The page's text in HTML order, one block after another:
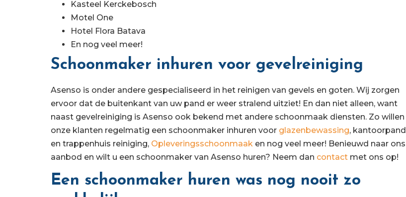
Kasteel Kerckebosch
Motel One
Hotel Flora Batava
En nog veel meer!
Schoonmaker inhuren voor gevelreiniging
Asenso is onder andere gespecialiseerd in het reinigen van gevels en goten. Wij zorgen
ervoor dat de buitenkant van uw pand er weer stralend uitziet! En dan niet alleen, want
naast gevelreiniging is Asenso ook bekend met andere schoonmaak diensten. Zo willen
onze klanten regelmatig een schoonmaker inhuren voor glazenbewassing, kantoorpand
en trappenhuis reiniging, Opleveringsschoonmaak en nog veel meer! Benieuwd naar ons
aanbod en wilt u een schoonmaker van Asenso huren? Neem dan contact met ons op!
Een schoonmaker huren was nog nooit zo